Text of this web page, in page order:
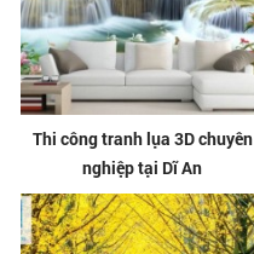
Thi công tranh lụa 3D chuyên
nghiệp tại Dĩ An